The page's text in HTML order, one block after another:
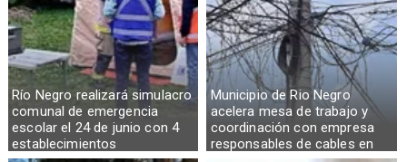
Río Negro realizará simulacro
comunal de emergencia
escolar el 24 de junio con 4
establecimientos
Municipio de Rio Negro
acelera mesa de trabajo y
coordinación con empresa
responsables de cables en